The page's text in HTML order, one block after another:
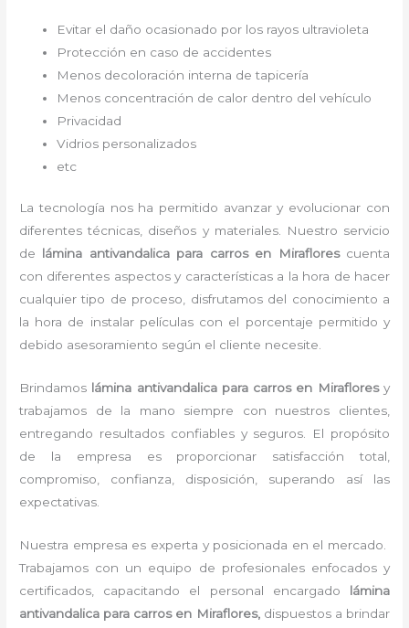
Evitar el daño ocasionado por los rayos ultravioleta
Protección en caso de accidentes
Menos decoloración interna de tapicería
Menos concentración de calor dentro del vehículo
Privacidad
Vidrios personalizados
etc
La tecnología nos ha permitido avanzar y evolucionar con
diferentes técnicas, diseños y materiales. Nuestro servicio
de lámina antivandalica para carrosen Miraflorescuenta
con diferentes aspectos y características a la hora de hacer
cualquier tipo de proceso, disfrutamos del conocimiento a
la hora de instalar películas con el porcentaje permitido y
debido asesoramiento según el cliente necesite.
Brindamos lámina antivandalica para carros en Miraflores y
trabajamos de la mano siempre con nuestros clientes,
entregando resultados confiables y seguros. El propósito
de la empresa es proporcionar satisfacción total,
compromiso, confianza, disposición, superando así las
expectativas.
Nuestra empresa es experta y posicionada en el mercado.
Trabajamos con un equipo de profesionales enfocados y
certificados, capacitando el personal encargado lámina
antivandalica para carros en Miraflores, dispuestos a brindar